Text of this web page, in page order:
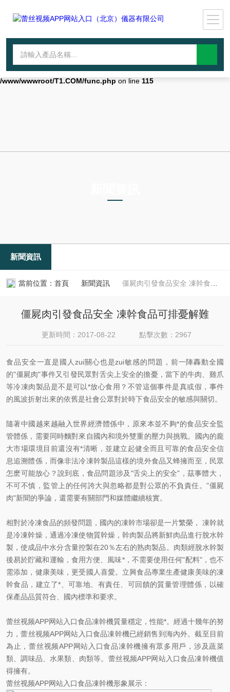
Warning: mkdir(): No space left on device in
file_put_contents(./cachefile_yuan/lantianyin.com/cache/aa/f62e3/
failed to open stream: No such file or directory in
/www/wwwroot/T1.COM/func.php on line 115
新聞資訊
當前位置： 首頁 新聞資訊 僵屍肉引發食品安全 凍幹食品可排憂解難
僵屍肉引發食品安全 凍幹食品可排憂解難
更新時間：2017-08-22 點擊次數：2967
食品安全一直是國人zui關心也是zui敏感的問題，前一陣轟動全國
的"僵屍肉"事件又引發民眾對舌尖上安全的擔憂，當下的牛肉、雞爪
等冷凍肉製品是不是可以*放心食用？不管這個事件是真或假，事件
的風波折射出來的依舊是社會公眾對於時下食品安全的敏感與關切。
隨著中國越來越融入世界經濟體係中，原來本並不夠*的食品安全監
管體係，需要同時麵對來自國內和境外雙重的壓力與挑戰。國內的龐
大市場環境目前還沒有*清晰，並建立起健全而且可靠的食品安全信
息追溯體係，而像非法冷凍幹製品這樣的境外食品又蜂擁而至，民眾
怎麽可能放心？說到底，食品問題涉及"舌尖上的安全"，茲事體大，
不可不慎，監管上的任何誇大與忽略都是對公眾的不負責任。"僵屍
肉"新聞的爭論，還需要有關部門和媒體繼續核實。
相對於冷凍食品的頻發問題，國內的凍幹市場卻是一片繁榮， 凍幹就
是冷凍幹燥，通過冷凍使物質幹燥，幹肉製品將新鮮肉品進行脫水幹
製，使成品中水分含量控製在20％左右的熟肉製品。肉類經脫水幹製
後易於貯藏和運輸，食用方便、風味*，不需要使用任何"配料"，也不
需添加，健康美味，更受國人喜愛。立興食品專業生產健康美味的凍
幹食品，建立了*、可靠地、有責任、可回饋的質量管理體係，以確
保產品品質符合、國內標準和要求。
蕾丝视频APP网站入口食品凍幹機質量穩定，性能*。經過十幾年的努
力，蕾丝视频APP网站入口食品凍幹機已經銷售到海內外。截至目前
為止，蕾丝视频APP网站入口食品凍幹機擁有眾多用戶，涉及蔬菜
類、調味品、水果類、肉類等。蕾丝视频APP网站入口食品凍幹機值
得擁有。
蕾丝视频APP网站入口食品凍幹機形象展示：